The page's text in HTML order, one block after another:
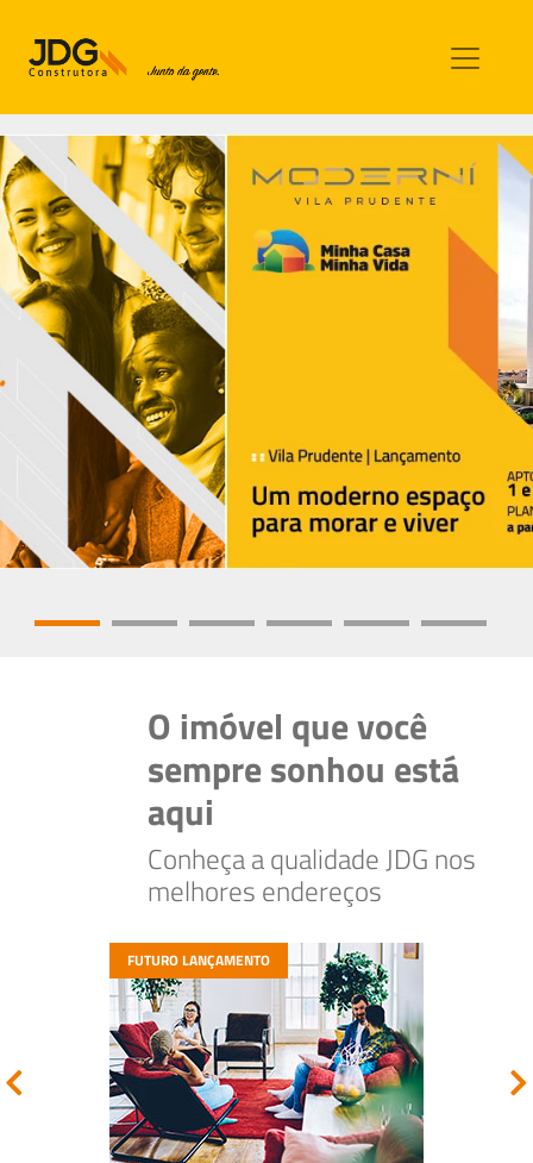
Contato
Sobre nós
Blog
O imóvel que você
sempre sonhou está
aqui
Conheça a qualidade JDG nos
melhores endereços
FUTURO LANÇAMENTO